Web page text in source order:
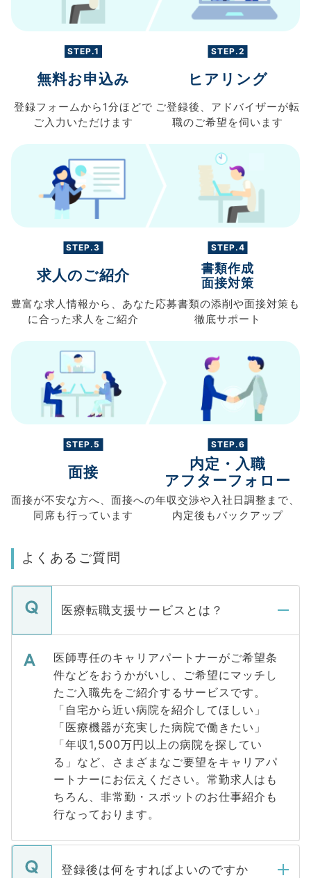
STEP.1
無料お申込み
登録フォームから 1分ほどで
ご入力 いただけます
STEP.2
ヒアリング
ご登録後、 アドバイザーが転
職のご希望を伺います
STEP.3
求人のご紹介
豊富な求人情報から、 あなた
に合った求人を ご紹介
STEP.4
書類作成
面接対策
応募書類の添削や面接対策も
徹底サポート
STEP.5
面接
面接が不安な方へ、 面接への
同席も行っています
STEP.6
内定・入職
アフターフォロー
年収交渉や入社日調整まで、
内定後もバックアップ
よくあるご質問
医療転職支援サービスとは？
医師専任のキャリアパートナーがご希望条
件などをおうかがいし、ご希望にマッチし
たご入職先をご紹介するサービスです。
「自宅から近い病院を紹介してほしい」
「医療機器が充実した病院で働きたい」
「年収1,500万円以上の病院を探してい
る」など、さまざまなご要望をキャリアパ
ートナーにお伝えください。常勤求人はも
ちろん、非常勤・スポットのお仕事紹介も
行なっております。
登録後は何をすればよいのですか